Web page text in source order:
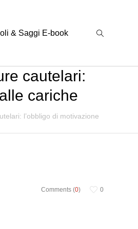
& Saggi E-book
cautelari:
cariche
l’obbligo di motivazione
Comments (0) 0